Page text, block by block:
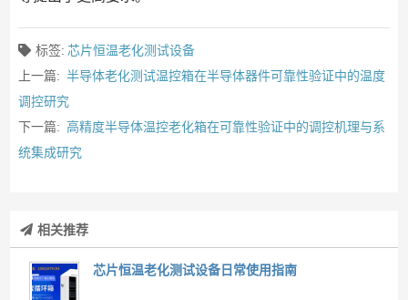
标签: 芯片恒温老化测试设备
上一篇: 半导体老化测试温控箱在半导体器件可靠性验证中的温度
调控研究
下一篇: 高精度半导体温控老化箱在可靠性验证中的调控机理与系
统集成研究
相关推荐
芯片恒温老化测试设备日常使用指南